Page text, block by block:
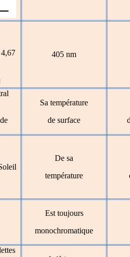
4,67
405 nm
Sa température
de surface
De sa
température
Est toujours
monochromatique